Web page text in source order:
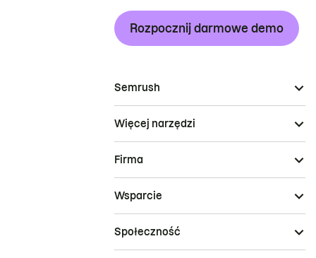
Rozpocznij darmowe demo
Semrush
Więcej narzędzi
Firma
Wsparcie
Społeczność